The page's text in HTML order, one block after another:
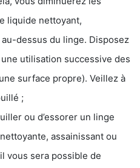
liquide nettoyant,
dessus du linge. Disposez
utilisation successive des
surface propre). Veillez à
;
ou d’essorer un linge
assainissant ou
vous sera possible de